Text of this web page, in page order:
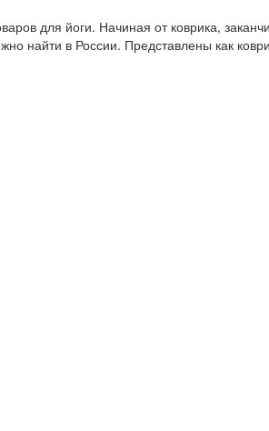
для йоги. Начиная от коврика,
найти в России. Представлены как